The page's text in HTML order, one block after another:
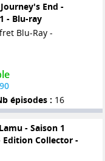
End -
- Blu-ray
Blu-Ray -
épisodes : 16
- Saison 1
Edition Collector -